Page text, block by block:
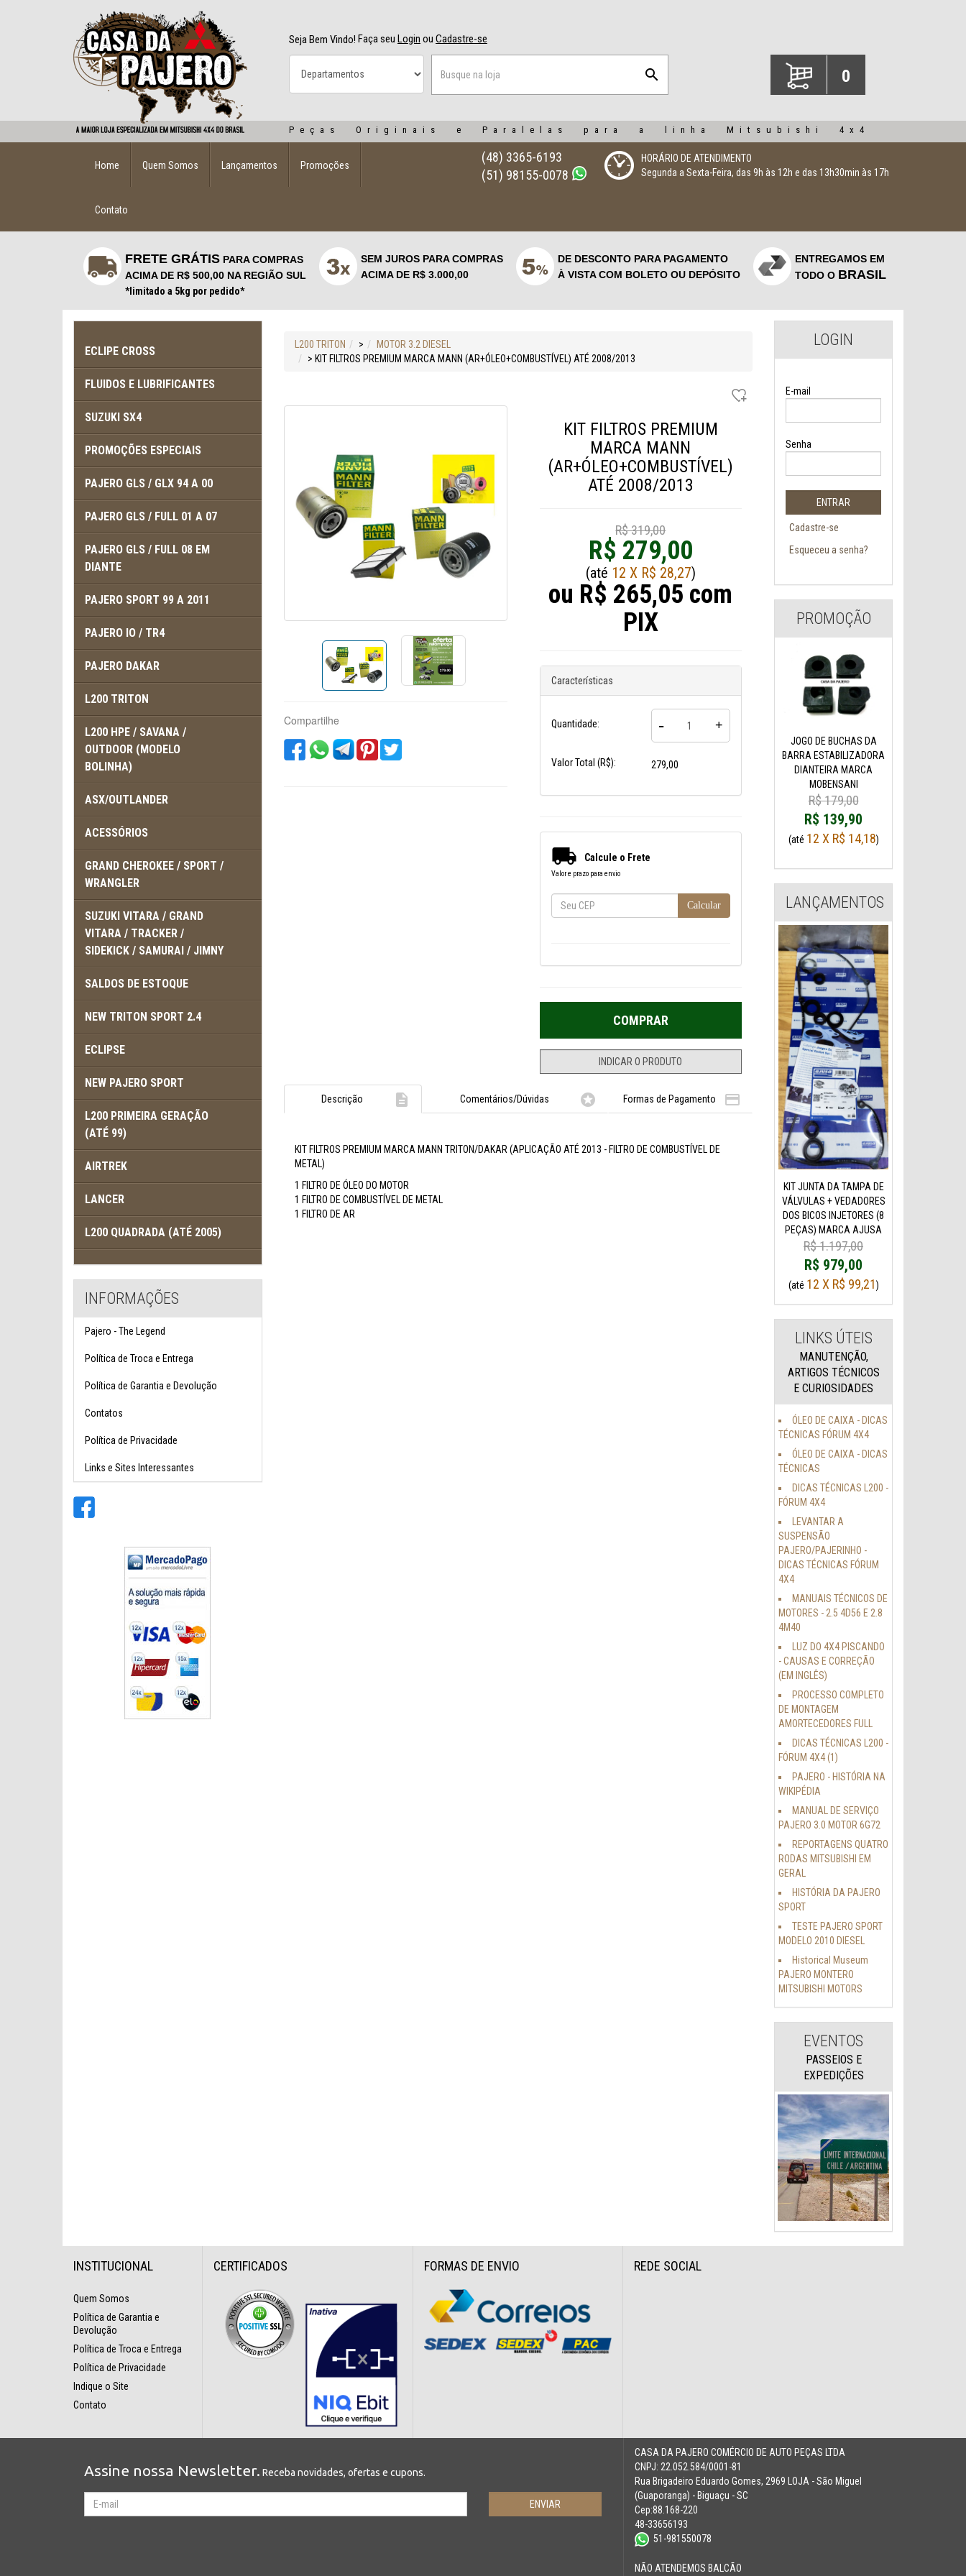
Seja Bem Vindo! Faça seu Login ou Cadastre-se
search 0
Peças Originais e Paralelas para a linha Mitsubishi 4x4
Home Quem Somos Lançamentos Promoções
Contato
(48) 3365-6193
(51) 98155-0078
HORÁRIO DE ATENDIMENTO
Segunda a Sexta-Feira, das 9h às 12h e das 13h30min às 17h
FRETE GRÁTIS PARA COMPRAS
ACIMA DE R$ 500,00 NA REGIÃO SUL
*limitado a 5kg por pedido*
SEM JUROS PARA COMPRAS
ACIMA DE R$ 3.000,00
DE DESCONTO PARA PAGAMENTO
À VISTA COM BOLETO OU DEPÓSITO
ENTREGAMOS EM
TODO O BRASIL
ECLIPE CROSS
FLUIDOS E LUBRIFICANTES
SUZUKI SX4
PROMOÇÕES ESPECIAIS
PAJERO GLS / GLX 94 A 00
PAJERO GLS / FULL 01 A 07
PAJERO GLS / FULL 08 EM
DIANTE
PAJERO SPORT 99 A 2011
PAJERO IO / TR4
PAJERO DAKAR
L200 TRITON
L200 HPE / SAVANA /
OUTDOOR (MODELO
BOLINHA)
ASX/OUTLANDER
ACESSÓRIOS
GRAND CHEROKEE / SPORT /
WRANGLER
SUZUKI VITARA / GRAND
VITARA / TRACKER /
SIDEKICK / SAMURAI / JIMNY
SALDOS DE ESTOQUE
NEW TRITON SPORT 2.4
ECLIPSE
NEW PAJERO SPORT
L200 PRIMEIRA GERAÇÃO
(ATÉ 99)
AIRTREK
LANCER
L200 QUADRADA (ATÉ 2005)
INFORMAÇÕES
Pajero - The Legend
Política de Troca e Entrega
Política de Garantia e Devolução
Contatos
Política de Privacidade
Links e Sites Interessantes
L200 TRITON >
MOTOR 3.2 DIESEL
> KIT FILTROS PREMIUM MARCA MANN (AR+ÓLEO+COMBUSTÍVEL) ATÉ 2008/2013
Compartilhe
KIT FILTROS PREMIUM
MARCA MANN
(AR+ÓLEO+COMBUSTÍVEL)
ATÉ 2008/2013
R$ 319,00
R$ 279,00
(até 12 X R$ 28,27)
ou R$ 265,05 com
PIX
Características
Quantidade: - +
Valor Total (R$): 279,00
 Calcule o Frete
Valor e prazo para envio
Calcular
Descrição  Comentários/Dúvidas  Formas de Pagamento 
KIT FILTROS PREMIUM MARCA MANN TRITON/DAKAR (APLICAÇÃO ATÉ 2013 - FILTRO DE COMBUSTÍVEL DE
METAL)
1 FILTRO DE ÓLEO DO MOTOR
1 FILTRO DE COMBUSTÍVEL DE METAL
1 FILTRO DE AR
LOGIN
E-mail
Senha
Cadastre-se
Esqueceu a senha?
PROMOÇÃO
JOGO DE BUCHAS DA
BARRA ESTABILIZADORA
DIANTEIRA MARCA
MOBENSANI
R$ 179,00
R$ 139,90
(até 12 X R$ 14,18)
LANÇAMENTOS
KIT JUNTA DA TAMPA DE
VÁLVULAS + VEDADORES
DOS BICOS INJETORES (8
PEÇAS) MARCA AJUSA
R$ 1.197,00
R$ 979,00
(até 12 X R$ 99,21)
LINKS ÚTEIS
MANUTENÇÃO,
ARTIGOS TÉCNICOS
E CURIOSIDADES
ÓLEO DE CAIXA - DICAS
TÉCNICAS FÓRUM 4X4
ÓLEO DE CAIXA - DICAS
TÉCNICAS
DICAS TÉCNICAS L200 -
FÓRUM 4X4
LEVANTAR A
SUSPENSÃO
PAJERO/PAJERINHO -
DICAS TÉCNICAS FÓRUM
4X4
MANUAIS TÉCNICOS DE
MOTORES - 2.5 4D56 E 2.8
4M40
LUZ DO 4X4 PISCANDO
- CAUSAS E CORREÇÃO
(EM INGLÊS)
PROCESSO COMPLETO
DE MONTAGEM
AMORTECEDORES FULL
DICAS TÉCNICAS L200 -
FÓRUM 4X4 (1)
PAJERO - HISTÓRIA NA
WIKIPÉDIA
MANUAL DE SERVIÇO
PAJERO 3.0 MOTOR 6G72
REPORTAGENS QUATRO
RODAS MITSUBISHI EM
GERAL
HISTÓRIA DA PAJERO
SPORT
TESTE PAJERO SPORT
MODELO 2010 DIESEL
Historical Museum
PAJERO MONTERO
MITSUBISHI MOTORS
EVENTOS
PASSEIOS E
EXPEDIÇÕES
INSTITUCIONAL
Quem Somos
Política de Garantia e
Devolução
Política de Troca e Entrega
Política de Privacidade
Indique o Site
Contato
CERTIFICADOS FORMAS DE ENVIO REDE SOCIAL
Assine nossa Newsletter. Receba novidades, ofertas e cupons.
CASA DA PAJERO COMÉRCIO DE AUTO PEÇAS LTDA
CNPJ: 22.052.584/0001-81
Rua Brigadeiro Eduardo Gomes, 2969 LOJA - São Miguel
(Guaporanga) - Biguaçu - SC
Cep:88.168-220
48-33656193
51-981550078
NÃO ATENDEMOS BALCÃO